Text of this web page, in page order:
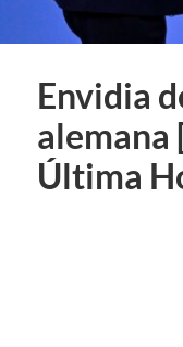
Envidia
alemana
Última